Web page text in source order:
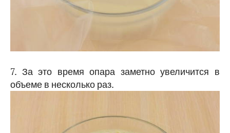
7. За это время опара заметно увеличится в
объеме в несколько раз.